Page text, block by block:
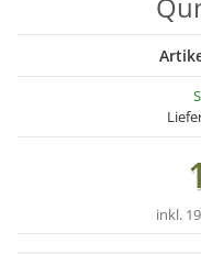
inkl.